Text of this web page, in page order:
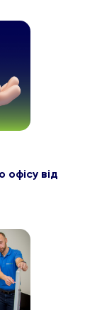
офісу від